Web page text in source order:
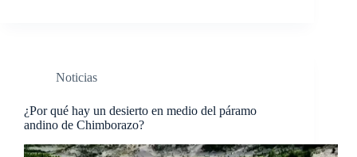
Noticias
¿Por qué hay un desierto en medio del páramo
andino de Chimborazo?